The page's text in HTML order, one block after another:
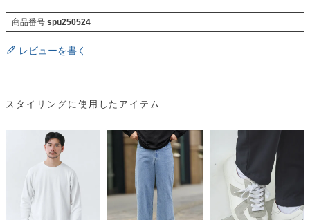
商品番号 spu250524
レビューを書く
スタイリングに使用したアイテム